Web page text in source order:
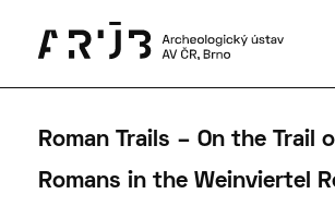
Roman Trails – On the Trail
Romans in the Weinviertel